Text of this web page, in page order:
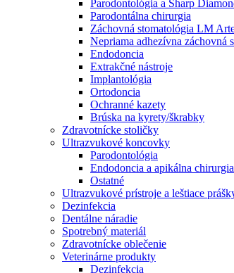
Parodontológia a Sharp
Parodontálna chirurgia
Záchovná stomatológia LM
Nepriama adhezívna záchovná
Endodoncia
Extrakčné nástroje
Implantológia
Ortodoncia
Ochranné kazety
Brúska na kyrety/škrabky
Zdravotnícke stoličky
Ultrazvukové koncovky
Parodontológia
Endodoncia a apikálna chirurgia
Ostatné
Ultrazvukové prístroje a leštiace
Dezinfekcia
Dentálne náradie
Spotrebný materiál
Zdravotnícke oblečenie
Veterinárne produkty
Dezinfekcia